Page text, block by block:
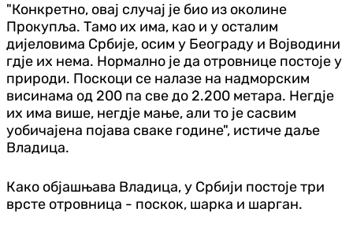
"Конкретно, овај случај је био из околине
Прокупља. Тамо их има, као и у осталим
дијеловима Србије, осим у Београду и Војводини
гдје их нема. Нормално је да отровнице постоје у
природи. Поскоци се налазе на надморским
висинама од 200 па све до 2.200 метара. Негдје
их има више, негдје мање, али то је сасвим
уобичајена појава сваке године", истиче даље
Владица.
Како објашњава Владица, у Србији постоје три
врсте отровница - поскок, шарка и шарган.